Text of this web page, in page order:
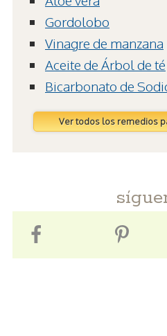
Gordolobo
Vinagre de manzana
Aceite de Árbol de té
Bicarbonato de
Ver todos los remedios